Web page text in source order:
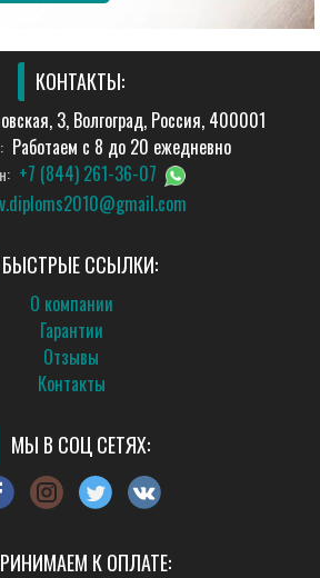
КОНТАКТЫ:
3, Волгоград, Россия, 400001
Работаем с 8 до 20 ежедневно
+7 (844) 261-36-07
v.diploms2010@gmail.com
БЫСТРЫЕ ССЫЛКИ:
О компании
Гарантии
Отзывы
Контакты
МЫ В СОЦ СЕТЯХ:
К ОПЛАТЕ: